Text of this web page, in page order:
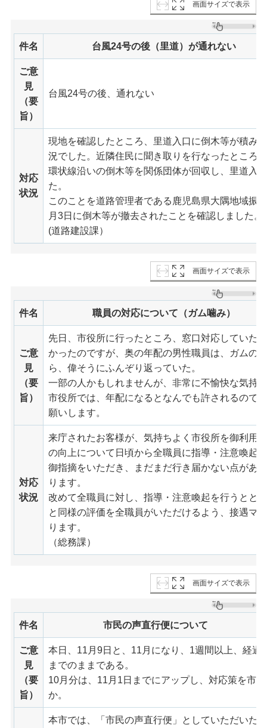
画面サイズで表示
件名 台風24号の後（里道）が通れない
ご意
見
（要
旨）
台風24号の後、通れない
対応
状況
現地を確認したところ、里道入口に倒木等が積み
況でした。近隣住民に聞き取りを行なったところ
環状線沿いの倒木等を関係団体が回収し、里道入
た。
このことを道路管理者である鹿児島県大隅地域振
月3日に倒木等が撤去されたことを確認しました。
(道路建設課）
画面サイズで表示
件名 職員の対応について（ガム噛み）
ご意
見
（要
旨）
先日、市役所に行ったところ、窓口対応していた
かったのですが、奥の年配の男性職員は、ガムの
ら、偉そうにふんぞり返っていた。
一部の人かもしれませんが、非常に不愉快な気持
市役所では、年配になるとなんでも許されるので
願いします。
対応
状況
来庁されたお客様が、気持ちよく市役所を御利用
の向上について日頃から全職員に指導・注意喚起
御指摘をいただき、まだまだ行き届かない点があ
ります。
改めて全職員に対し、指導・注意喚起を行うとと
と同様の評価を全職員がいただけるよう、接遇マ
ります。
（総務課）
画面サイズで表示
件名 市民の声直行便について
ご意
見
（要
旨）
本日、11月9日と、11月になり、1週間以上、経過
までのままである。
10月分は、11月1日までにアップし、対応策を市
か。
本市では、「市民の声直行便」としていただいた